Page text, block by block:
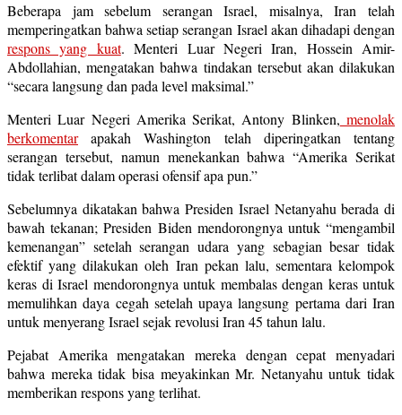
Beberapa jam sebelum serangan Israel, misalnya, Iran telah
memperingatkan bahwa setiap serangan Israel akan dihadapi dengan
respons yang kuat. Menteri Luar Negeri Iran, Hossein Amir-
Abdollahian, mengatakan bahwa tindakan tersebut akan dilakukan
“secara langsung dan pada level maksimal.”
Menteri Luar Negeri Amerika Serikat, Antony Blinken, menolak
berkomentarapakah Washington telah diperingatkan tentang
serangan tersebut, namun menekankan bahwa “Amerika Serikat
tidak terlibat dalam operasi ofensif apa pun.”
Sebelumnya dikatakan bahwa Presiden Israel Netanyahu berada di
bawah tekanan; Presiden Biden mendorongnya untuk “mengambil
kemenangan” setelah serangan udara yang sebagian besar tidak
efektif yang dilakukan oleh Iran pekan lalu, sementara kelompok
keras di Israel mendorongnya untuk membalas dengan keras untuk
memulihkan daya cegah setelah upaya langsung pertama dari Iran
untuk menyerang Israel sejak revolusi Iran 45 tahun lalu.
Pejabat Amerika mengatakan mereka dengan cepat menyadari
bahwa mereka tidak bisa meyakinkan Mr. Netanyahu untuk tidak
memberikan respons yang terlihat.